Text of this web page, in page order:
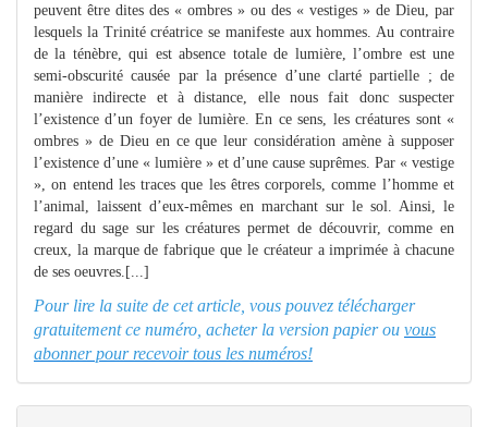
peuvent être dites des « ombres » ou des « vestiges » de Dieu, par
lesquels la Trinité créatrice se manifeste aux hommes. Au contraire
de la ténèbre, qui est absence totale de lumière, l’ombre est une
semi-obscurité causée par la présence d’une clarté partielle ; de
manière indirecte et à distance, elle nous fait donc suspecter
l’existence d’un foyer de lumière. En ce sens, les créatures sont «
ombres » de Dieu en ce que leur considération amène à supposer
l’existence d’une « lumière » et d’une cause suprêmes. Par « vestige
», on entend les traces que les êtres corporels, comme l’homme et
l’animal, laissent d’eux-mêmes en marchant sur le sol. Ainsi, le
regard du sage sur les créatures permet de découvrir, comme en
creux, la marque de fabrique que le créateur a imprimée à chacune
de ses oeuvres.[...]
Pour lire la suite de cet article, vous pouvez télécharger
gratuitement ce numéro, acheter la version papier ou vous
abonner pour recevoir tous les numéros!